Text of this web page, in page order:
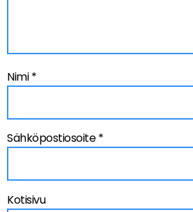
Nimi*
Sähköpostiosoite*
Kotisivu